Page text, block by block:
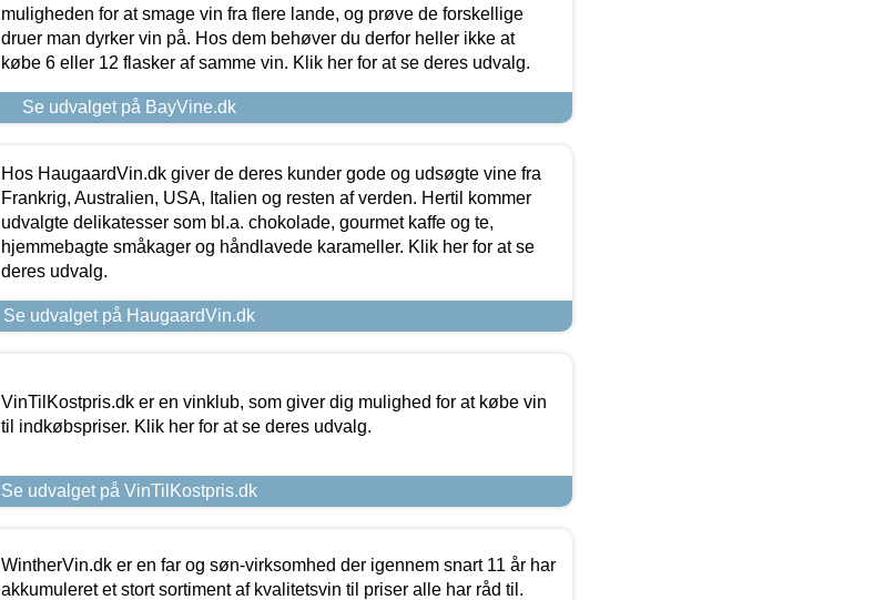
muligheden for at smage vin fra flere lande, og prøve de forskellige
druer man dyrker vin på. Hos dem behøver du derfor heller ikke at
købe 6 eller 12 flasker af samme vin. Klik her for at se deres udvalg.
Se udvalget på BayVine.dk
Hos HaugaardVin.dk giver de deres kunder gode og udsøgte vine fra
Frankrig, Australien, USA, Italien og resten af verden. Hertil kommer
udvalgte delikatesser som bl.a. chokolade, gourmet kaffe og te,
hjemmebagte småkager og håndlavede karameller. Klik her for at se
deres udvalg.
Se udvalget på HaugaardVin.dk
VinTilKostpris.dk er en vinklub, som giver dig mulighed for at købe vin
til indkøbspriser. Klik her for at se deres udvalg.
Se udvalget på VinTilKostpris.dk
WintherVin.dk er en far og søn-virksomhed der igennem snart 11 år har
akkumuleret et stort sortiment af kvalitetsvin til priser alle har råd til.